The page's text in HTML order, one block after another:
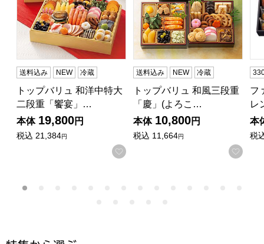
送料込み NEW 冷蔵
トップバリュ 和洋中特大
二段重「饗宴」…
本体 19,800円
税込 21,384円
お気に入りに登録する
送料込み NEW 冷蔵
トップバリュ 和風三段重
「慶」(よろこ…
本体 10,800円
税込 11,664円
お気
フ
レ
本
税